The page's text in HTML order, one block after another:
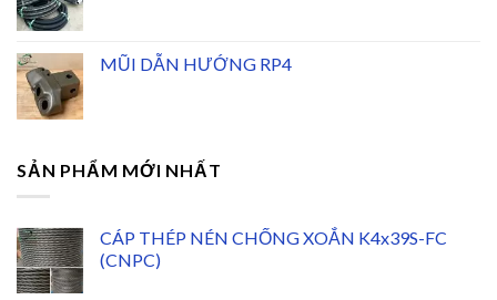
MŨI DẪN HƯỚNG RP4
SẢN PHẨM MỚI NHẤT
CÁP THÉP NÉN CHỐNG XOẮN K4x39S-FC
(CNPC)